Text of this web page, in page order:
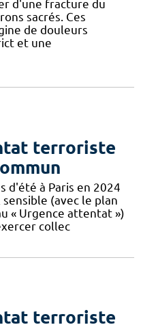
d'une fracture du
sacrés. Ces
de douleurs
et une
terroriste
d'été à Paris en 2024
(avec le plan
« Urgence attentat »)
collec
terroriste